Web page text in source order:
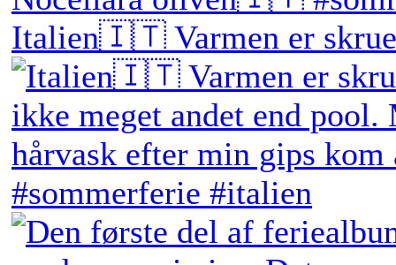
Italien🇮🇹 Varmen er